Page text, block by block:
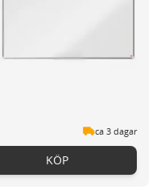
ca 3 dagar
KÖP